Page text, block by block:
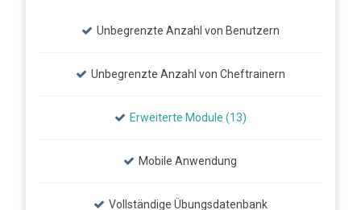
Unbegrenzte Anzahl von Benutzern
Unbegrenzte Anzahl von Cheftrainern
Erweiterte Module (13)
Mobile Anwendung
Vollständige Übungsdatenbank